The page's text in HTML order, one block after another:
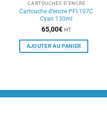
CARTOUCHES D'ENCRE
Cartouche d’encre PFI-107C
Cyan 130ml
65,00€ HT
AJOUTER AU PANIER